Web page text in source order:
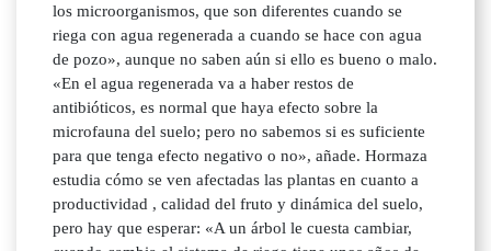
los microorganismos, que son diferentes cuando se
riega con agua regenerada a cuando se hace con agua
de pozo», aunque no saben aún si ello es bueno o malo.
«En el agua regenerada va a haber restos de
antibióticos, es normal que haya efecto sobre la
microfauna del suelo; pero no sabemos si es suficiente
para que tenga efecto negativo o no», añade. Hormaza
estudia cómo se ven afectadas las plantas en cuanto a
productividad , calidad del fruto y dinámica del suelo,
pero hay que esperar: «A un árbol le cuesta cambiar,